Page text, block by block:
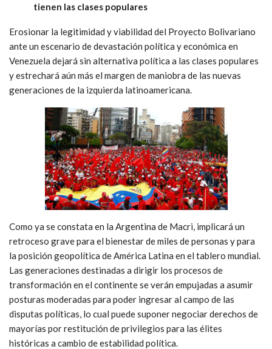
tienen las clases populares
Erosionar la legitimidad y viabilidad del Proyecto Bolivariano
ante un escenario de devastación política y económica en
Venezuela dejará sin alternativa política a las clases populares
y estrechará aún más el margen de maniobra de las nuevas
generaciones de la izquierda latinoamericana.
Como ya se constata en la Argentina de Macri, implicará un
retroceso grave para el bienestar de miles de personas y para
la posición geopolítica de América Latina en el tablero mundial.
Las generaciones destinadas a dirigir los procesos de
transformación en el continente se verán empujadas a asumir
posturas moderadas para poder ingresar al campo de las
disputas políticas, lo cual puede suponer negociar derechos de
mayorías por restitución de privilegios para las élites
históricas a cambio de estabilidad política.